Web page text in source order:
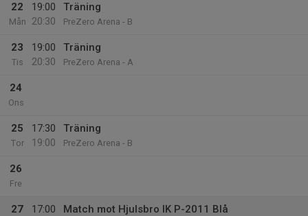
22
Mån
19:00
20:30
Träning
PreZero Arena - B
23
Tis
19:00
20:30
Träning
PreZero Arena - A
24
Ons
25
Tor
17:30
19:00
Träning
PreZero Arena - B
26
Fre
27
17:00
Match mot Hjulsbro IK P-2011 Blå